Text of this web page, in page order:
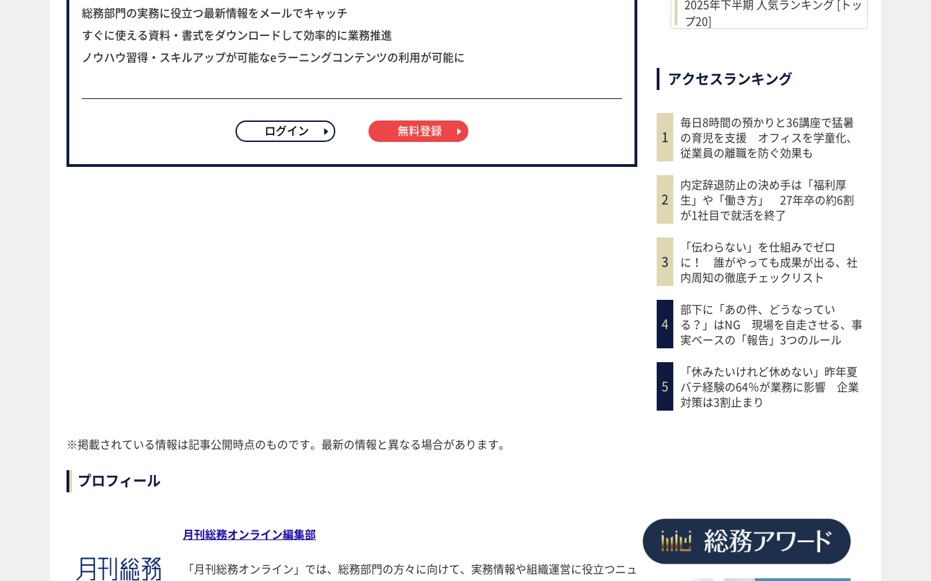
2025年下半期 人気ランキング [トッ
プ20]
アクセスランキング
毎日8時間の預かりと36講座で猛暑
の育児を支援 オフィスを学童化、
従業員の離職を防ぐ効果も
内定辞退防止の決め手は「福利厚
生」や「働き方」 27年卒の約6割
が1社目で就活を終了
「伝わらない」を仕組みでゼロ
に！ 誰がやっても成果が出る、社
内周知の徹底チェックリスト
部下に「あの件、どうなってい
る？」はNG 現場を自走させる、事
実ベースの「報告」3つのルール
「休みたいけれど休めない」昨年夏
バテ経験の64％が業務に影響 企業
対策は3割止まり
総務部門の実務に役立つ最新情報をメールでキャッチ
すぐに使える資料・書式をダウンロードして効率的に業務推進
ノウハウ習得・スキルアップが可能なeラーニングコンテンツの利用が可能に
ログイン 無料登録
※掲載されている情報は記事公開時点のものです。最新の情報と異なる場合があります。
プロフィール
月刊総務オンライン編集部
「月刊総務オンライン」では、総務部門の方々に向けて、実務情報や組織運営に役立つニュ